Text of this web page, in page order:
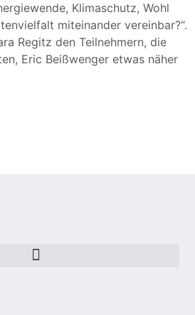
Klimaschutz, Wohl
miteinander vereinbar?“.
Regitz den Teilnehmern, die
Eric Beißwenger etwas näher